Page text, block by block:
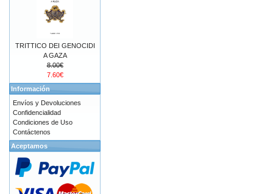
TRITTICO DEI GENOCIDI
A GAZA
8.00€
7.60€
Información
Envíos y Devoluciones
Confidencialidad
Condiciones de Uso
Contáctenos
Aceptamos